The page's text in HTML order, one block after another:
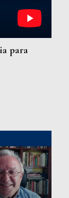
para